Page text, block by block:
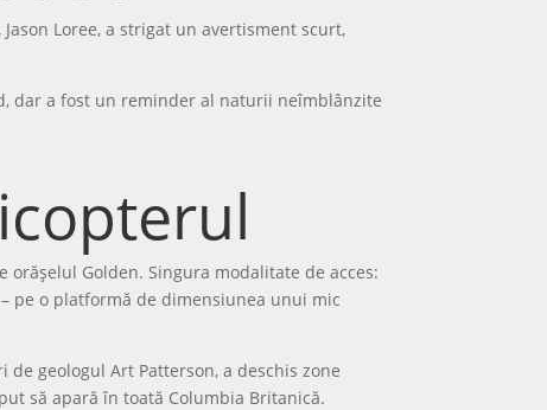
Loree, a strigat un avertisment scurt,
dar a fost un reminder al naturii neîmblânzite
Golden. Singura modalitate de acces:
pe o platformă de dimensiunea unui mic
geologul Art Patterson, a deschis zone
să apară în toată Columbia Britanică.